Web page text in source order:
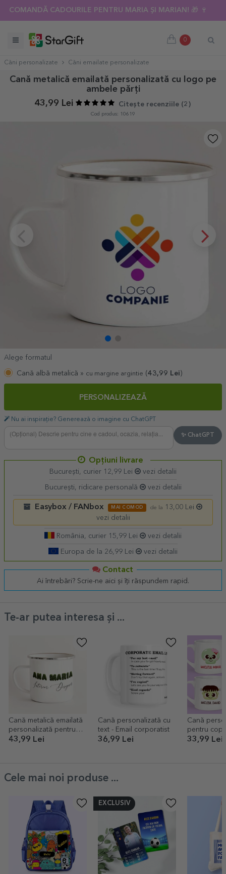
COMANDĂ CADOURILE PENTRU MARIA ȘI MARIAN! 🎁 🍷
0
Căni personalizate Căni emailate personalizate
Cană metalică emailată personalizată cu logo pe
ambele părți
43,99 Lei
Citește recenziile (2 )
Cod produs: 10619
Alege formatul
Cană albă metalică » cu margine argintie (43,99 Lei )
PERSONALIZEAZĂ
Nu ai inspirație? Generează o imagine cu ChatGPT
✨ ChatGPT
Opțiuni livrare
București, curier 12,99 Lei vezi detalii
București, ridicare personală vezi detalii
Easybox / FANbox MAI COMOD de la
13,00 Lei
vezi detalii
România, curier 15,99 Lei vezi detalii
Europa de la 26,99 Lei vezi detalii
Contact
Ai întrebări? Scrie-ne aici și îți răspundem rapid.
Te-ar putea interesa și ...
Cană metalică emailată
personalizată pentru
designer
43,99 Lei
Cană personalizată cu
text - Email corporatist
36,99 Lei
Cană
pentru
Halloween
33,99 Lei
Cele mai noi produse ...
EXCLUSIV